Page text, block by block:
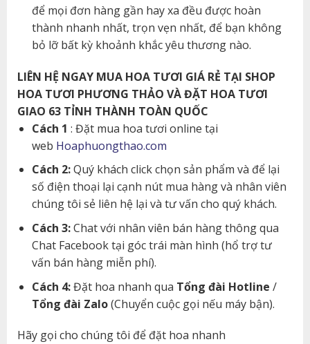
để mọi đơn hàng gần hay xa đều được hoàn
thành nhanh nhất, trọn vẹn nhất, để bạn không
bỏ lỡ bất kỳ khoảnh khắc yêu thương nào.
LIÊN HỆ NGAY MUA HOA TƯƠI GIÁ RẺ TẠI SHOP
HOA TƯƠI PHƯƠNG THẢO VÀ ĐẶT HOA TƯƠI
GIAO 63 TỈNH THÀNH TOÀN QUỐC
Cách 1 : Đặt mua hoa tươi online tại
web Hoaphuongthao.com
Cách 2:Quý khách click chọn sản phẩm và để lại
số điện thoại lại cạnh nút mua hàng và nhân viên
chúng tôi sẻ liên hệ lại và tư vấn cho quý khách.
Cách 3:Chat với nhân viên bán hàng thông qua
Chat Facebook tại góc trái màn hình (hổ trợ tư
vấn bán hàng miễn phí).
Cách 4:Đặt hoa nhanh qua Tổng đài Hotline /
Tổng đài Zalo(Chuyển cuộc gọi nếu máy bận).
Hãy gọi cho chúng tôi để đặt hoa nhanh